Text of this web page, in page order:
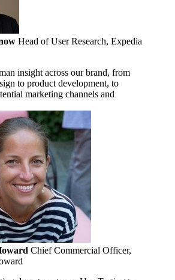
Head of User Research, Expedia
insight across our brand, from
to product development, to
marketing channels and
Chief Commercial Officer,